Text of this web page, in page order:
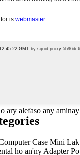
ary alefaso any aminay